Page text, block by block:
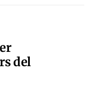
del